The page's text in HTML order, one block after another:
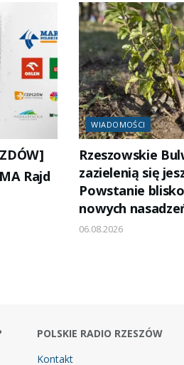
Rajd
WIADOMOŚCI
Rzeszowskie
zazielenią się
Powstanie
nowych
06.08.2026
POLSKIE RADIO RZESZÓW
Kontakt